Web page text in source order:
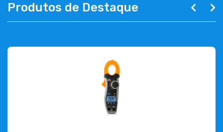
Produtos de Destaque